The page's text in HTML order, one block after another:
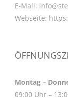
E-Mail:
Webseite:
Montag –
09:00 Uhr –